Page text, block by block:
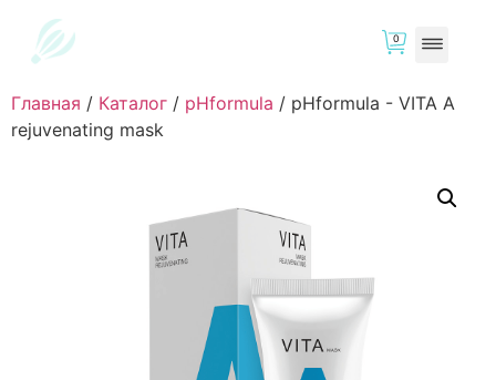
0
Главная / Каталог / pHformula / pHformula - VITA A
rejuvenating mask